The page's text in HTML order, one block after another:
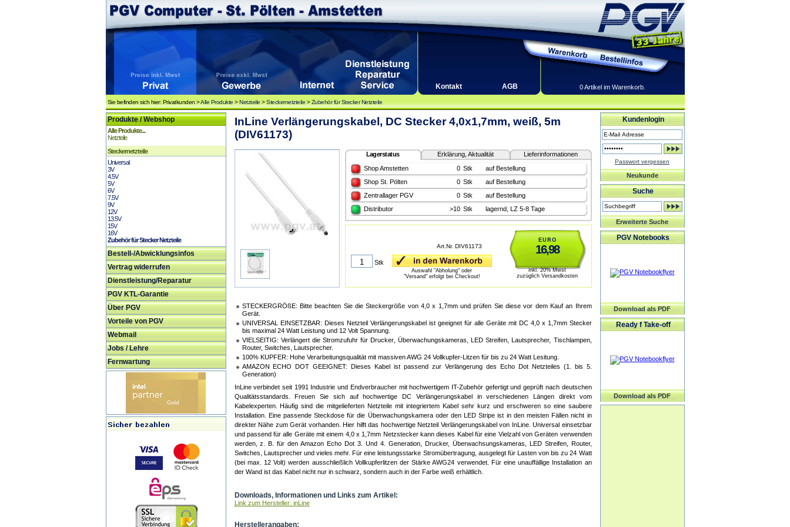
Kontakt AGB 0 Artikel im Warenkorb.
Sie befinden sich hier: Privatkunden >Alle Produkte >Netzteile >Steckernetzteile >Zubehör für Stecker Netzteile
Produkte / Webshop
Alle Produkte...
Netzteile
Steckernetzteile
Universal
3V
4.5V
5V
6V
7.5V
9V
12V
13.5V
15V
16V
Zubehör für Stecker Netzteile
Bestell-/Abwicklungsinfos
Vertrag widerrufen
Dienstleistung/Reparatur
PGV KTL-Garantie
Über PGV
Vorteile von PGV
Webmail
Jobs / Lehre
Fernwartung
InLine Verlängerungskabel, DC Stecker 4,0x1,7mm, weiß, 5m
(DIV61173)
Lagerstatus Erklärung, Aktualität
Lieferinformationen
Shop Amstetten
0 Stk
auf Bestellung
Shop St. Pölten
0 Stk
auf Bestellung
Zentrallager PGV
0 Stk
auf Bestellung
Distributor
>10 Stk lagernd, LZ 5-8 Tage
EURO
16,98
inkl. 20% Mwst
zuzüglich Versandkosten
Art.Nr. DIV61173
Stk
Auswahl "Abholung" oder
"Versand" erfolgt bei Checkout!
STECKERGRÖßE: Bitte beachten Sie die Steckergröße von 4,0 x 1,7mm und prüfen Sie diese vor dem Kauf an Ihrem
Gerät.
UNIVERSAL EINSETZBAR: Dieses Netzteil Verlängerungskabel ist geeignet für alle Geräte mit DC 4,0 x 1,7mm Stecker
bis maximal 24 Watt Leistung und 12 Volt Spannung.
VIELSEITIG: Verlängert die Stromzufuhr für Drucker, Überwachungskameras, LED Streifen, Lautsprecher, Tischlampen,
Router, Switches, Lautsprecher.
100% KUPFER: Hohe Verarbeitungsqualität mit massiven AWG 24 Vollkupfer-Litzen für bis zu 24 Watt Lesitung.
AMAZON ECHO DOT GEEIGNET: Dieses Kabel ist passend zur Verlängerung des Echo Dot Netzteiles (1. bis 5.
Generation)
InLine verbindet seit 1991 Industrie und Endverbraucher mit hochwertigem IT-Zubehör gefertigt und geprüft nach deutschen
Qualitätsstandards. Freuen Sie sich auf hochwertige DC Verlängerungskabel in verschiedenen Längen direkt vom
Kabelexperten. Häufig sind die mitgelieferten Netzteile mit integriertem Kabel sehr kurz und erschweren so eine saubere
Installation. Eine passende Steckdose für die Überwachungskamera oder den LED Stripe ist in den meisten Fällen nicht in
direkter Nähe zum Gerät vorhanden. Hier hilft das hochwertige Netzteil Verlängerungskabel von InLine. Universal einsetzbar
und passend für alle Geräte mit einem 4,0 x 1,7mm Netzstecker kann dieses Kabel für eine Vielzahl von Geräten verwenden
werden, z. B. für den Amazon Echo Dot 3. Und 4. Generation, Drucker, Überwachsungskameras, LED Streifen, Router,
Switches, Lautsprecher und vieles mehr. Für eine leistungsstarke Stromübertragung, ausgelegt für Lasten von bis zu 24 Watt
(bei max. 12 Volt) werden ausschließlich Vollkupferlitzen der Stärke AWG24 verwendet. Für eine unauffällige Installation an
der Wand ist das Kabel nicht nur in schwarz, sondern auch in der Farbe weiß erhältlich.
Downloads, Informationen und Links zum Artikel:
Link zum Hersteller: inLine
Herstellerangaben:
Kundenlogin
Passwort vergessen
Neukunde
Suche
Erweiterte Suche
PGV Notebooks
Download als PDF
Ready f Take-off
Download als PDF